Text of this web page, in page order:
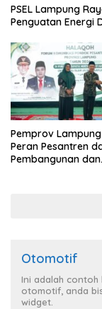
PSEL Lampung
Penguatan Energi
Pemprov
Peran Pesantren
Pembangunan dan
Otomotif
Ini adalah
otomotif, anda
widget.